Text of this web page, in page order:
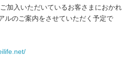
加入いただいているお客さまにおかれ
ルのご案内をさせていただく予定で